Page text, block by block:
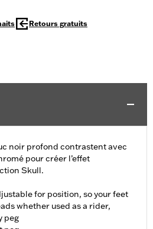
Retours gratuits
noir profond contrastent avec
pour créer l’effet
Skull.
for position, so your feet
whether used as a rider,
peg